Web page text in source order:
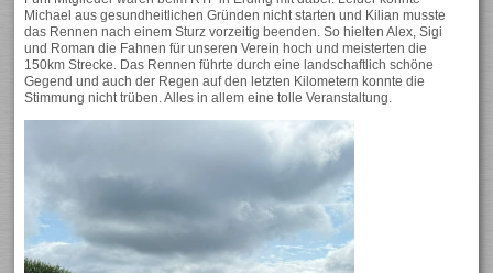
Michael aus gesundheitlichen Gründen nicht starten und Kilian musste
das Rennen nach einem Sturz vorzeitig beenden. So hielten Alex, Sigi
und Roman die Fahnen für unseren Verein hoch und meisterten die
150km Strecke. Das Rennen führte durch eine landschaftlich schöne
Gegend und auch der Regen auf den letzten Kilometern konnte die
Stimmung nicht trüben. Alles in allem eine tolle Veranstaltung.